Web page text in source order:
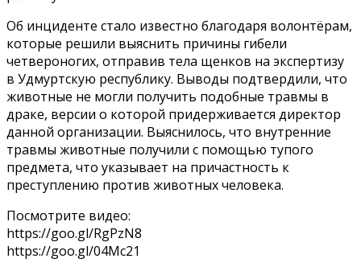
Об инциденте стало известно благодаря волонтёрам,
которые решили выяснить причины гибели
четвероногих, отправив тела щенков на экспертизу
в Удмуртскую республику. Выводы подтвердили, что
животные не могли получить подобные травмы в
драке, версии о которой придерживается директор
данной организации. Выяснилось, что внутренние
травмы животные получили с помощью тупого
предмета, что указывает на причастность к
преступлению против животных человека.
Посмотрите видео:
https://goo.gl/RgPzN8
https://goo.gl/04Mc21